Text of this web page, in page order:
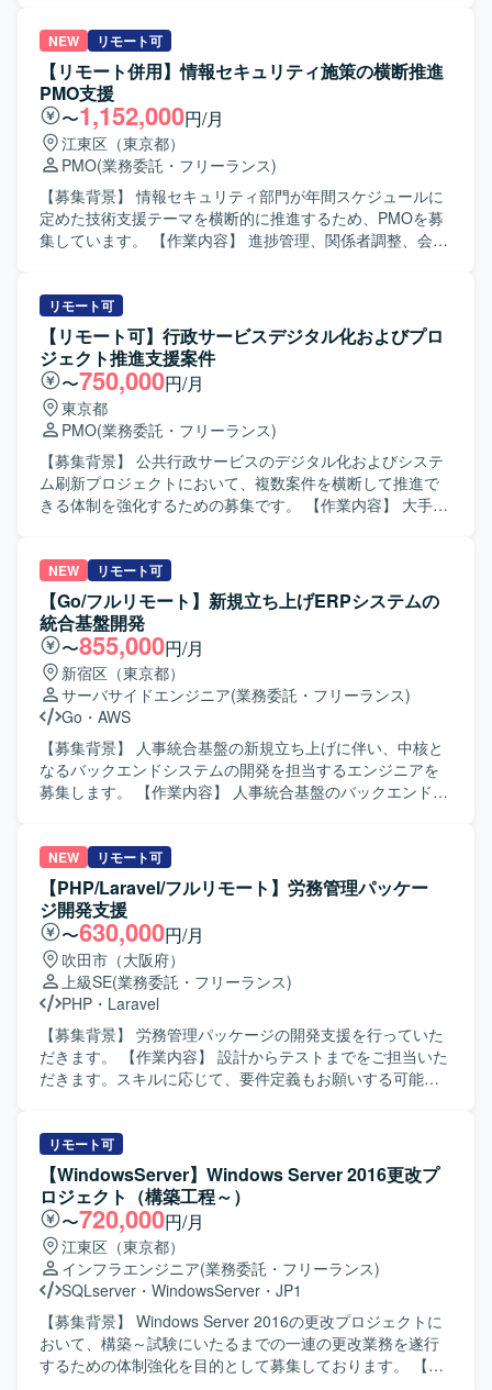
域の調達において、要件の策定、仕様書の作成、調達後の
ベンダーコントロールなどを発注者の立場でお客様支援と
して実施していただきます。具体的には、官公庁における
システム調達プロセスに必要な資料作成、調達仕様書や上
位レビュー者向け説明資料の作成、ベンダーコントロール
や成果物評価などを行っていただきます。 【求める人物
像】 インフラの知見を持ち、ITコンサルとして立ち回るこ
とができる方を求めています。お客様とコミュニケーショ
ンをとり、要望を的確にヒアリングして資料に落とし込め
る方、前向きに作業に取り組める方にマッチするポジショ
注者側支援として上流から関わることができます。インフ
ラの知見を活かしつつ、ITコンサルやプリセールス的な経
験を積むことができ、ベンダーコントロールや仕様策定な
ど上流工程のスキルを高められます。 【開発環境】 ネット
ワーク、サーバ、ストレージなどインフラ基盤を対象とし
たシステム調達プロジェクトとなります。
NEW リモート可
【リモート併用】情報セキュリティ施策の横断推進
PMO支援
〜1,152,000円/月
江東区（東京都）
PMO(業務委託・フリーランス)
【募集背景】 情報セキュリティ部門が年間スケジュールに
定めた技術支援テーマを横断的に推進するため、PMOを募
集しています。 【作業内容】 進捗管理、関係者調整、会議
術基準整備、電子メール誤送信対策、シンクライアント利
用展開、SBOM導入検討、各種申請・ツール改善の推進を
行います。 【求める人物像】 関係者と円滑にコミュニケー
ションを取り、会議のファシリテーションや資料作成を主
体的に進められる方を求めています。 【ポジションの魅
力】 複数の情報セキュリティ施策を横断的に推進し、組織
全体のセキュリティ向上に貢献できるポジションです。
【開発環境】 情報セキュリティ施策に関するレビュー、教
育、規程整備、ツール導入・改善を行います。
リモート可
【リモート可】行政サービスデジタル化およびプロ
ジェクト推進支援案件
〜750,000円/月
東京都
PMO(業務委託・フリーランス)
【募集背景】 公共行政サービスのデジタル化およびシステ
ム刷新プロジェクトにおいて、複数案件を横断して推進で
きる体制を強化するための募集です。 【作業内容】 大手コ
クトを横断した課題管理とプロジェクト推進をご担当いた
だきます。 ・複数プロジェクトにおける潜在課題やスコー
プアウト要素の検知・整理を行います。 ・課題解決および
次フェーズに向けた検討資料やドキュメントを作成しま
す。 ・クライアントとのディスカッションを通じて改善提
案を行います。 ・プロジェクト全体の推進およびデリバリ
ー支援を行います。 【求める人物像】 役職者を含む多様な
ステークホルダーと臆することなくコミュニケーションが
できる方を求めています。 自ら課題を見つけ、主体的に解
決に向けて推進できる方を歓迎いたします。 【ポジション
の魅力】 公共DX領域における大規模プロジェクトに参画
パクトの大きい変革に関わることができ、コンサルティン
グスキルやプロジェクト推進力を高められるポジションで
す。 【開発環境】 業務特性上、特定の技術スタックに依存
しないコンサルティング・PMO支援が中心となります。
NEW リモート可
【Go/フルリモート】新規立ち上げERPシステムの
統合基盤開発
〜855,000円/月
新宿区（東京都）
サーバサイドエンジニア(業務委託・フリーランス)
Go ・ AWS
【募集背景】 人事統合基盤の新規立ち上げに伴い、中核と
なるバックエンドシステムの開発を担当するエンジニアを
募集します。 【作業内容】 人事統合基盤のバックエンドシ
ムを構築します。Webhook等の到達保証を伴う非同期連携
や、マイクロサービス間連携を含む信頼性の高いAPI基盤を
構築します。 【求める人物像】 信頼性の高いシステム設
計・実装に主体的に取り組める方を求めています。 【ポジ
ションの魅力】 新規立ち上げの人事統合基盤において、中
核となるバックエンドシステムの開発に携われます。 【開
発環境】 AWSを活用したインフラ環境です。
NEW リモート可
【PHP/Laravel/フルリモート】労務管理パッケー
ジ開発支援
〜630,000円/月
吹田市（大阪府）
上級SE(業務委託・フリーランス)
PHP ・ Laravel
【募集背景】 労務管理パッケージの開発支援を行っていた
だきます。 【作業内容】 設計からテストまでをご担当いた
だきます。スキルに応じて、要件定義もお願いする可能性
務管理パッケージ開発において、設計からテストまで幅広
い工程に携わることができます。 【開発環境】 PHP、
Laravelを使用します。
リモート可
【WindowsServer】Windows Server 2016更改プ
ロジェクト（構築工程～）
〜720,000円/月
江東区（東京都）
インフラエンジニア(業務委託・フリーランス)
SQLserver ・ WindowsServer ・ JP1
【募集背景】 Windows Server 2016の更改プロジェクトに
おいて、構築～試験にいたるまでの一連の更改業務を遂行
するための体制強化を目的として募集しております。 【作